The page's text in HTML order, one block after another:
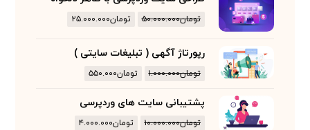
تومان۵۰.۰۰۰.۰۰۰ تومان۲۵.۰۰۰.۰۰۰
رپورتاژ آگهی ( تبلیغات سایتی )
تومان۱.۰۰۰.۰۰۰ تومان۵۵۰.۰۰۰
پشتیبانی سایت های وردپرسی
تومان۱۰.۰۰۰.۰۰۰ تومان۴.۰۰۰.۰۰۰